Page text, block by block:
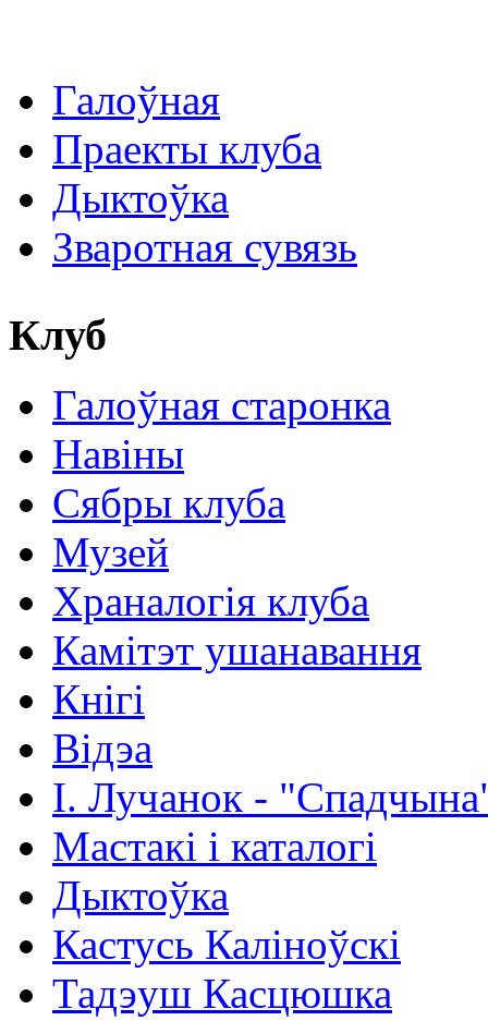
Галоўная
Праекты клуба
Дыктоўка
Зваротная сувязь
Клуб
Галоўная старонка
Навіны
Сябры клуба
Музей
Храналогія клуба
Камітэт ушанавання
Кнігі
Відэа
І. Лучанок -
Мастакі i каталогi
Дыктоўка
Кастусь Каліноўскі
Тадэуш Касцюшка